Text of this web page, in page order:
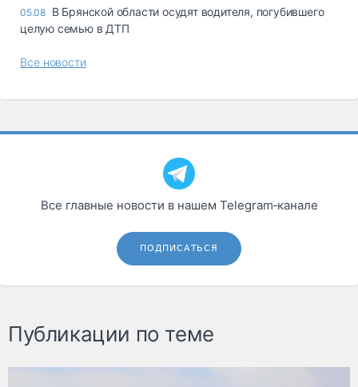
05.08 В Брянской области осудят водителя, погубившего
целую семью в ДТП
Все новости
Все главные новости в нашем Telegram‑канале
ПОДПИСАТЬСЯ
Публикации по теме